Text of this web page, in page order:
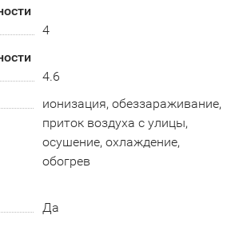
4
4.6
ионизация, обеззараживание,
приток воздуха с улицы,
осушение, охлаждение,
обогрев
Да